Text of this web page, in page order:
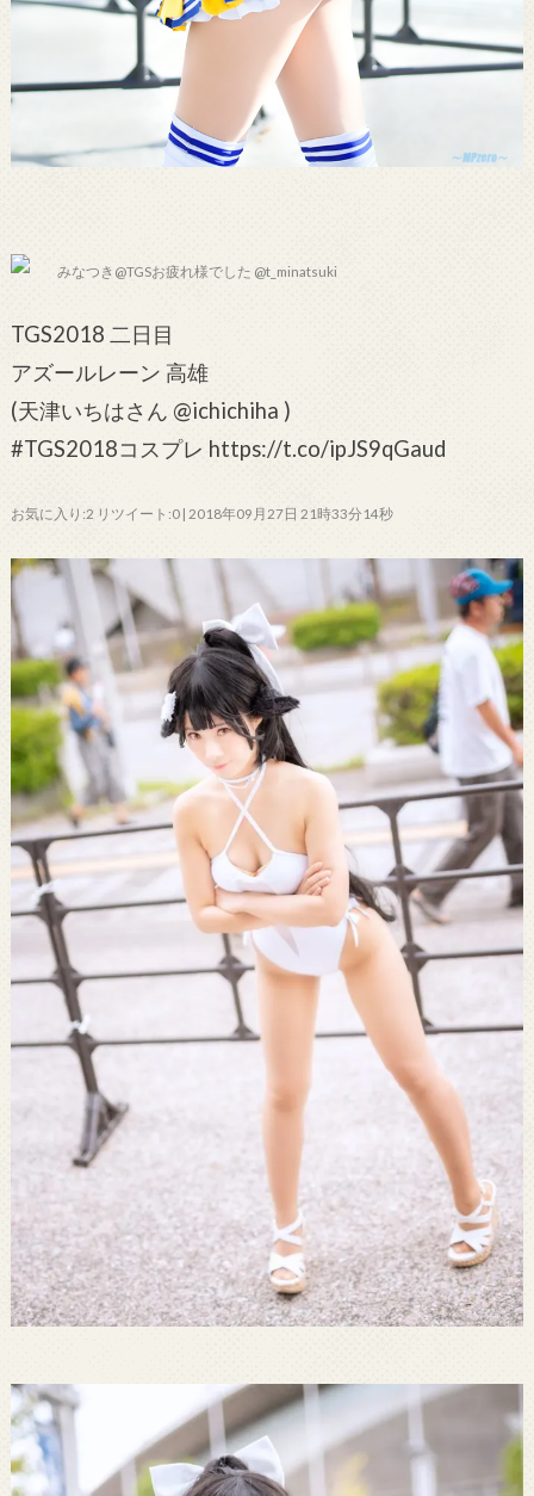
みなつき@TGSお疲れ様でした @t_minatsuki
TGS2018 二日目
アズールレーン 高雄
(天津いちはさん @ichichiha )
#TGS2018コスプレ https://t.co/ipJS9qGaud
お気に入り:2 リツイート:0 | 2018年09月27日 21時33分14秒